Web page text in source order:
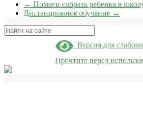
← Помоги собрать ребенка в
Дистанционное обучение →
Поиск
Версия для
Прочтите перед